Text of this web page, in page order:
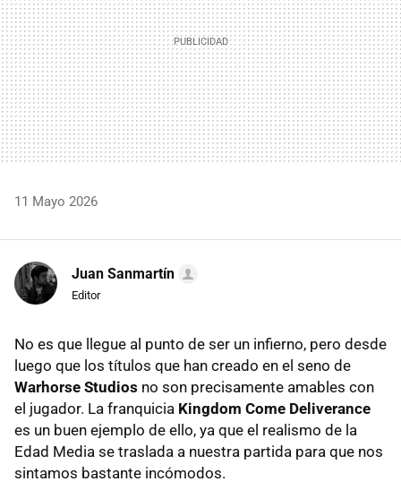
11 Mayo 2026
Juan Sanmartín
Editor
No es que llegue al punto de ser un infierno, pero desde
luego que los títulos que han creado en el seno de
Warhorse Studios no son precisamente amables con
el jugador. La franquicia Kingdom Come Deliverance
es un buen ejemplo de ello, ya que el realismo de la
Edad Media se traslada a nuestra partida para que nos
sintamos bastante incómodos.